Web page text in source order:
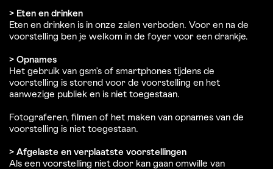
> Eten en drinken
Eten en drinken is in onze zalen verboden. Voor en na de
voorstelling ben je welkom in de foyer voor een drankje.
> Opnames
Het gebruik van gsm’s of smartphones tijdens de
voorstelling is storend voor de voorstelling en het
aanwezige publiek en is niet toegestaan.
Fotograferen, filmen of het maken van opnames van de
voorstelling is niet toegestaan.
> Afgelaste en verplaatste voorstellingen
Als een voorstelling niet door kan gaan omwille van